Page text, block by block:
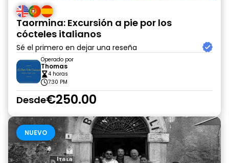
Taormina: Excursión a pie por los
cócteles italianos
Sé el primero en dejar una reseña
Operado por
Thomas
4 horas
7:30 PM
Desde€250.00
NUEVO